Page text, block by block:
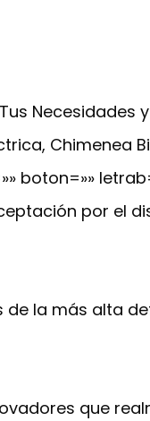
Necesidades
Chimenea
boton=»»
por el
de la más alta
que